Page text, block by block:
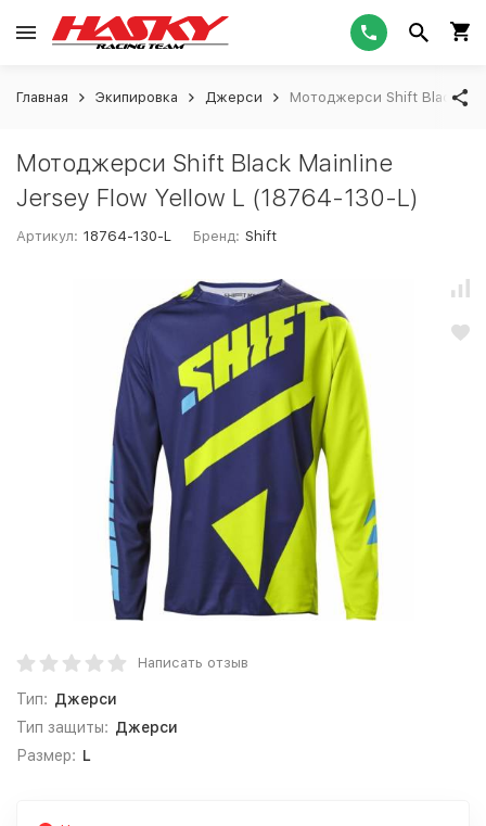
Главная Экипировка Джерси Мотоджерси Shift Black
Мотоджерси Shift Black Mainline
Jersey Flow Yellow L (18764-130-L)
Артикул: 18764-130-L Бренд: Shift
Написать отзыв
Тип: Джерси
Тип защиты: Джерси
Размер: L